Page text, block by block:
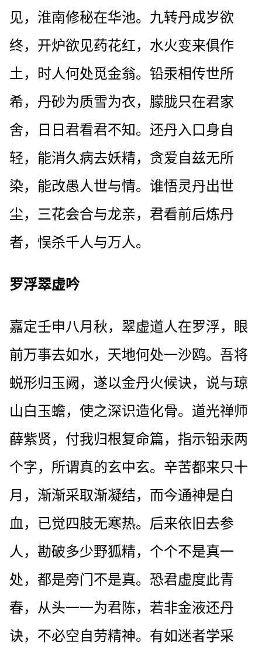
见，淮南修秘在华池。九转丹成岁欲
终，开炉欲见药花红，水火变来俱作
土，时人何处觅金翁。铅汞相传世所
希，丹砂为质雪为衣，朦胧只在君家
舍，日日君看君不知。还丹入口身自
轻，能消久病去妖精，贪爱自兹无所
染，能改愚人世与情。谁悟灵丹出世
尘，三花会合与龙亲，君看前后炼丹
者，悮杀千人与万人。
罗浮翠虚吟
嘉定壬申八月秋，翠虚道人在罗浮，眼
前万事去如水，天地何处一沙鸥。吾将
蜕形归玉阙，遂以金丹火候诀，说与琼
山白玉蟾，使之深识造化骨。道光禅师
薛紫贤，付我归根复命篇，指示铅汞两
个字，所谓真的玄中玄。辛苦都来只十
月，渐渐采取渐凝结，而今通神是白
血，已觉四肢无寒热。后来依旧去参
人，勘破多少野狐精，个个不是真一
处，都是旁门不是真。恐君虚度此青
春，从头一一为君陈，若非金液还丹
诀，不必空自劳精神。有如迷者学采